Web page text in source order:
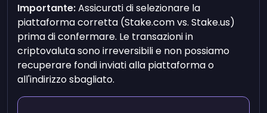
Importante:Assicurati di selezionare la
piattaforma corretta (Stake.com vs. Stake.us)
prima di confermare. Le transazioni in
criptovaluta sono irreversibili e non possiamo
recuperare fondi inviati alla piattaforma o
all'indirizzo sbagliato.